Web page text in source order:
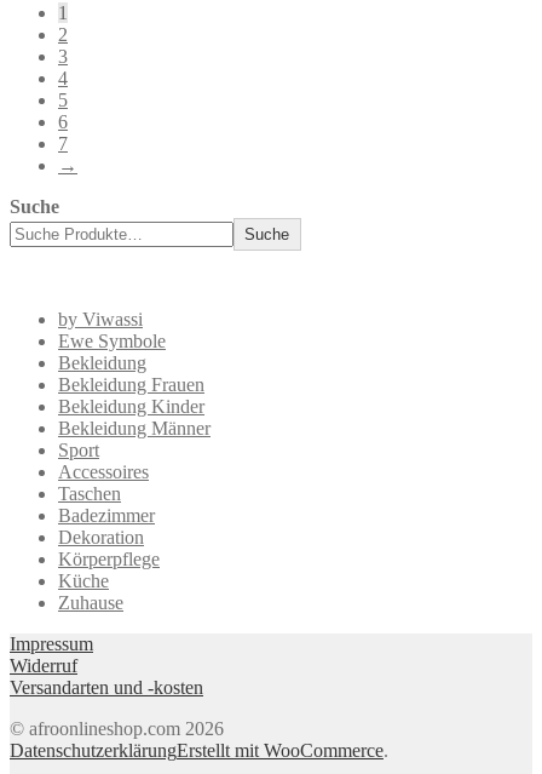
1
2
3
4
5
6
7
→
Suche
Suche
by Viwassi
Ewe Symbole
Bekleidung
Bekleidung Frauen
Bekleidung Kinder
Bekleidung Männer
Sport
Accessoires
Taschen
Badezimmer
Dekoration
Körperpflege
Küche
Zuhause
Impressum
Widerruf
Versandarten und -kosten
© afroonlineshop.com 2026
DatenschutzerklärungErstellt mit WooCommerce.